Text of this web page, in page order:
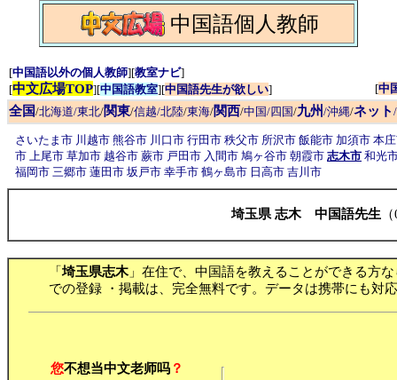
中国語個人教師
[中国語以外の個人教師][教室ナビ]
[中文広場TOP][中国語教室][中国語先生が欲しい] [中
全国/北海道/東北/関東/信越/北陸/東海/関西/中国/四国/九州/沖縄/ネット
さいたま市 川越市 熊谷市 川口市 行田市 秩父市 所沢市 飯能市 加須市 本
市 上尾市 草加市 越谷市 蕨市 戸田市 入間市 鳩ヶ谷市 朝霞市 志木市 和光
福岡市 三郷市 蓮田市 坂戸市 幸手市 鶴ヶ島市 日高市 吉川市
埼玉県 志木 中国語先生
「埼玉県志木」在住で、中国語を教えることができる方
での登録 ・掲載は、完全無料です。データは携帯にも対
您不想当中文老师吗？